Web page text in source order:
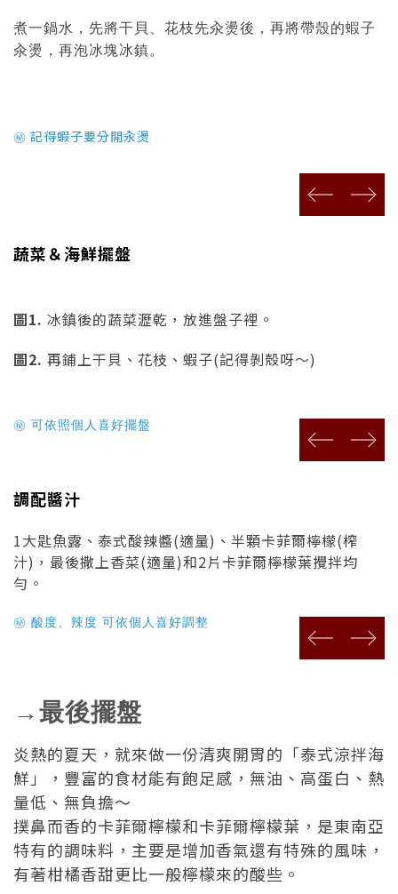
煮一鍋水，先將干貝、花枝先汆燙後，再將帶殼的蝦子
汆燙，再泡冰塊冰鎮。
㊙ 記得蝦子要分開汆燙
prev next
蔬菜＆海鮮擺盤
圖1. 冰鎮後的蔬菜瀝乾，放進盤子裡。
圖2. 再鋪上干貝、花枝、蝦子(記得剝殼呀～)
㊙ 可依照個人喜好擺盤
prev next
調配醬汁
1大匙魚露、泰式酸辣醬(適量)、半顆卡菲爾檸檬(榨
汁)，最後撒上香菜(適量)和2片卡菲爾檸檬葉攪拌均
勻。
㊙ 酸度、辣度 可依個人喜好調整
prev next
→最後擺盤
炎熱的夏天，就來做一份清爽開胃的「泰式涼拌海
鮮」，豐富的食材能有飽足感，無油、高蛋白、熱
量低、無負擔～
撲鼻而香的卡菲爾檸檬和卡菲爾檸檬葉，是東南亞
特有的調味料，主要是增加香氣還有特殊的風味，
有著柑橘香甜更比一般檸檬來的酸些。